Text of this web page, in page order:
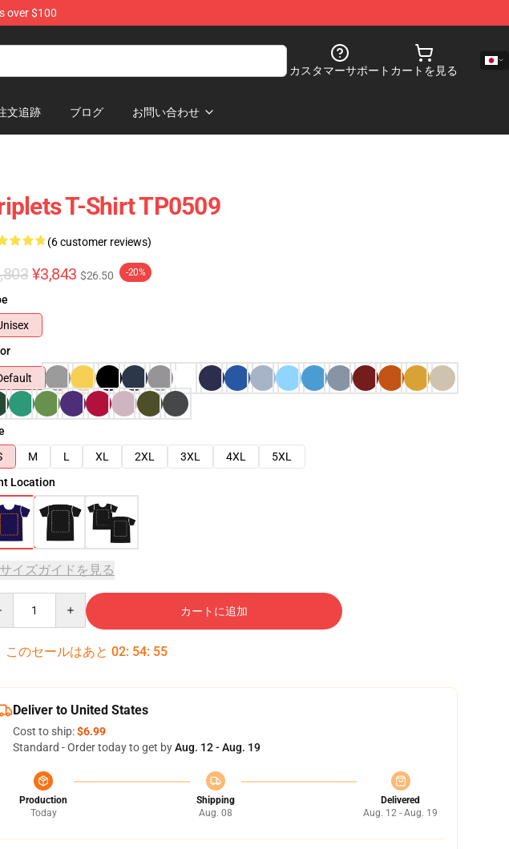
over $100
カスタマーサポート カートを見る
文追跡 ブログ お問い合わせ
T-Shirt TP0509
(6 customer reviews)
¥3,843 $26.50 -20%
M L XL 2XL 3XL 4XL
5XL
Location
サイズガイドを見る
カートに追加
このセールはあと 02: 54: 54
Deliver to United States
Cost to ship:$6.99
Standard - Order today to get byAug. 12 - Aug. 19
Production
Today
Shipping
Aug. 08
Delivered
Aug. 12 - Aug. 19